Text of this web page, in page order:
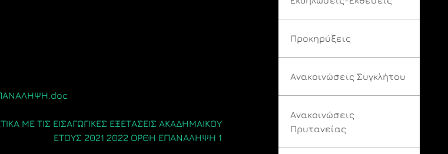
ΜΕ ΤΙΣ ΕΙΣΑΓΩΓΙΚΕΣ ΕΞΕΤΑΣΕΙΣ ΑΚΑΔΗΜΑΙΚΟΥ
ΕΤΟΥΣ 2021 2022 ΟΡΘΗ ΕΠΑΝΑΛΗΨΗ 1
Προκηρύξεις
Ανακοινώσεις Συγκλήτου
Ανακοινώσεις
Πρυτανείας